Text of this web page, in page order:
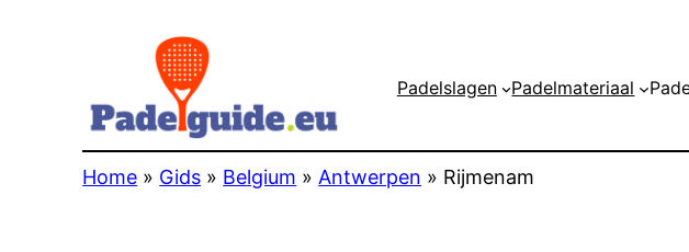
Padelslagen Padelmateriaal
Home » Gids » Belgium » Antwerpen » Rijmenam